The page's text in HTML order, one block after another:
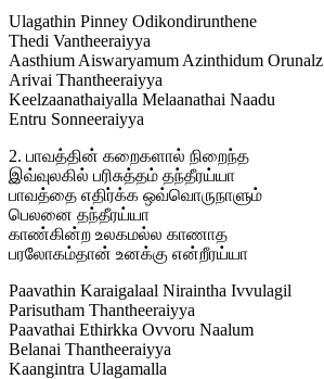
Ulagathin Pinney Odikondirunthene
Thedi Vantheeraiyya
Aasthium Aiswaryamum Azinthidum Orunalz
Arivai Thantheeraiyya
Keelzaanathaiyalla Melaanathai Naadu
Entru Sonneeraiyya
2. பாவத்தின் கறைகளால் நிறைந்த
இவ்வுலகில் பரிசுத்தம் தந்தீரய்யா
பாவத்தை எதிர்க்க ஒவ்வொருநாளும்
பெலனை தந்தீரய்யா
காண்கின்ற உலகமல்ல காணாத
பரலோகம்தான் உனக்கு என்றீரய்யா
Paavathin Karaigalaal Niraintha Ivvulagil
Parisutham Thantheeraiyya
Paavathai Ethirkka Ovvoru Naalum
Belanai Thantheeraiyya
Kaangintra Ulagamalla